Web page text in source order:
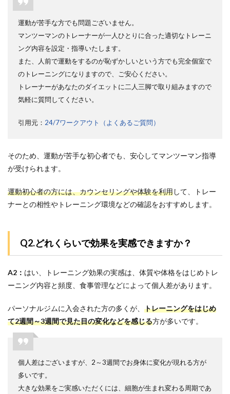
運動が苦手な方でも問題ございません。
マンツーマンのトレーナーが一人ひとりに合った適切なトレーニ
ング内容を設定・指導いたします。
また、人前で運動をするのが恥ずかしいという方でも完全個室で
のトレーニングになりますので、ご安心ください。
トレーナーがあなたのダイエットに二人三脚で取り組みますので
気軽に質問してください。
引用元： 24/7ワークアウト（よくあるご質問）
そのため、運動が苦手な初心者でも、安心してマンツーマン指導
が受けられます。
運動初心者の方には、カウンセリングや体験を利用して、トレー
ナーとの相性やトレーニング環境などの確認をおすすめします。
Q2.どれくらいで効果を実感できますか？
A2： はい、トレーニング効果の実感は、体質や体格をはじめトレ
ーニング内容と頻度、食事管理などによって個人差があります。
パーソナルジムに入会された方の多くが、 トレーニングをはじめ
て2週間～3週間で見た目の変化などを感じる方が多いです。
個人差はございますが、2～3週間でお身体に変化が現れる方が
多いです。
大きな効果をご実感いただくには、細胞が生まれ変わる周期であ